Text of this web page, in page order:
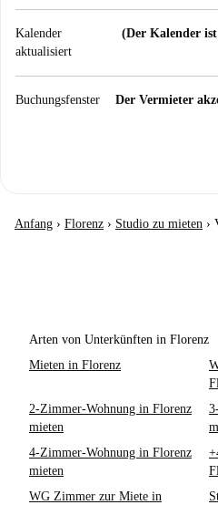
Kalender
aktualisiert
(Der Kalender
Buchungsfenster
Der Vermieter
Anfang › Florenz › Studio zu mieten ›
Arten von Unterkünften in Florenz
Mieten in Florenz
2-Zimmer-Wohnung in Florenz
mieten
4-Zimmer-Wohnung in Florenz
mieten
WG Zimmer zur Miete in